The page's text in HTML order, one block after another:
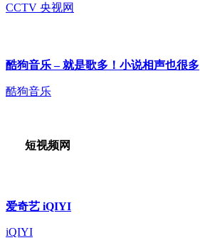
CCTV 央视网
酷狗音乐 – 就是歌多！小说相声也很多
酷狗音乐
短视频网
爱奇艺 iQIYI
iQIYI